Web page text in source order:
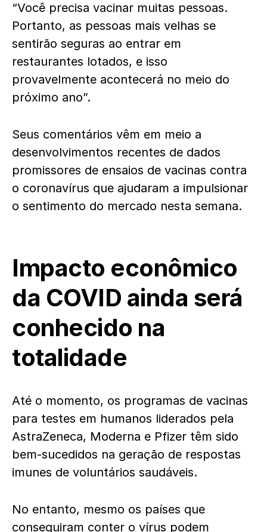
“Você precisa vacinar muitas pessoas.
Portanto, as pessoas mais velhas se
sentirão seguras ao entrar em
restaurantes lotados, e isso
provavelmente acontecerá no meio do
próximo ano”.
Seus comentários vêm em meio a
desenvolvimentos recentes de dados
promissores de ensaios de vacinas contra
o coronavírus que ajudaram a impulsionar
o sentimento do mercado nesta semana.
Impacto econômico
da COVID ainda será
conhecido na
totalidade
Até o momento, os programas de vacinas
para testes em humanos liderados pela
AstraZeneca, Moderna e Pfizer têm sido
bem-sucedidos na geração de respostas
imunes de voluntários saudáveis.
No entanto, mesmo os países que
conseguiram conter o vírus podem